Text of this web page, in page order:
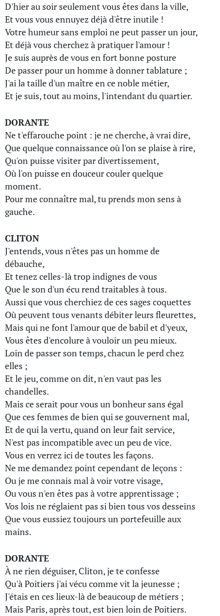
D'hier au soir seulement vous êtes dans la ville,
Et vous vous ennuyez déjà d'être inutile !
Votre humeur sans emploi ne peut passer un jour,
Et déjà vous cherchez à pratiquer l'amour !
Je suis auprès de vous en fort bonne posture
De passer pour un homme à donner tablature ;
J'ai la taille d'un maître en ce noble métier,
Et je suis, tout au moins, l'intendant du quartier.
DORANTE
Ne t'effarouche point : je ne cherche, à vrai dire,
Que quelque connaissance où l'on se plaise à rire,
Qu'on puisse visiter par divertissement,
Où l'on puisse en douceur couler quelque
moment.
Pour me connaître mal, tu prends mon sens à
gauche.
CLITON
J'entends, vous n'êtes pas un homme de
débauche,
Et tenez celles-là trop indignes de vous
Que le son d'un écu rend traitables à tous.
Aussi que vous cherchiez de ces sages coquettes
Où peuvent tous venants débiter leurs fleurettes,
Mais qui ne font l'amour que de babil et d'yeux,
Vous êtes d'encolure à vouloir un peu mieux.
Loin de passer son temps, chacun le perd chez
elles ;
Et le jeu, comme on dit, n'en vaut pas les
chandelles.
Mais ce serait pour vous un bonheur sans égal
Que ces femmes de bien qui se gouvernent mal,
Et de qui la vertu, quand on leur fait service,
N'est pas incompatible avec un peu de vice.
Vous en verrez ici de toutes les façons.
Ne me demandez point cependant de leçons :
Ou je me connais mal à voir votre visage,
Ou vous n'en êtes pas à votre apprentissage ;
Vos lois ne réglaient pas si bien tous vos desseins
Que vous eussiez toujours un portefeuille aux
mains.
DORANTE
À ne rien déguiser, Cliton, je te confesse
Qu'à Poitiers j'ai vécu comme vit la jeunesse ;
J'étais en ces lieux-là de beaucoup de métiers ;
Mais Paris, après tout, est bien loin de Poitiers.